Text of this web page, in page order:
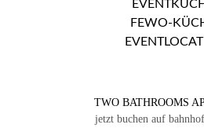
TWO BATHROOMS
jetzt buchen auf